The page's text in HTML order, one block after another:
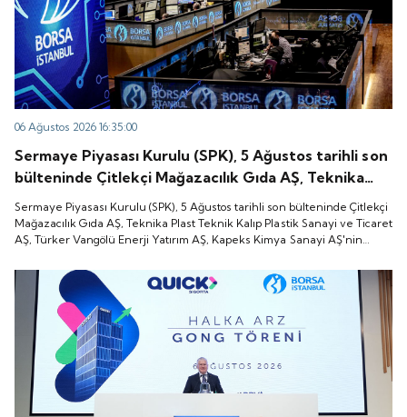
06 Ağustos 2026 16:35:00
Sermaye Piyasası Kurulu (SPK), 5 Ağustos tarihli son
bülteninde Çitlekçi Mağazacılık Gıda AŞ, Teknika
Plast Teknik Kalıp Plastik Sanayi ve Ticaret AŞ,
Türker Vangölü Enerji Yatırım AŞ, Kapeks Kimya
Sanayi AŞ'nin halka arzlarına onay verdiği duyurdu.
Sermaye Piyasası Kurulu (SPK), 5 Ağustos tarihli son bülteninde Çitlekçi
Mağazacılık Gıda AŞ, Teknika Plast Teknik Kalıp Plastik Sanayi ve Ticaret
AŞ, Türker Vangölü Enerji Yatırım AŞ, Kapeks Kimya Sanayi AŞ'nin